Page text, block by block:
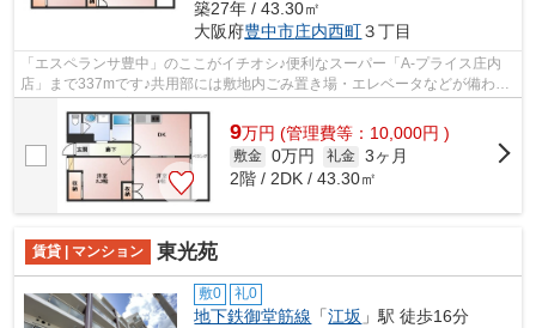
築27年 / 43.30㎡
大阪府豊中市庄内西町３丁目
「エスペランサ豊中」のここがイチオシ♪便利なスーパー「A-プライス庄内
店」まで337mです♪共用部には敷地内ごみ置き場・エレベータなどが備わっ
ておりとても充実しています♪防犯対策も...
9万円 (管理費等：10,000円 )
敷金 0万円 礼金 3ヶ月
2階 / 2DK / 43.30㎡
賃貸 | マンション 東光苑
敷0 礼0
地下鉄御堂筋線 「江坂 」駅 徒歩16分